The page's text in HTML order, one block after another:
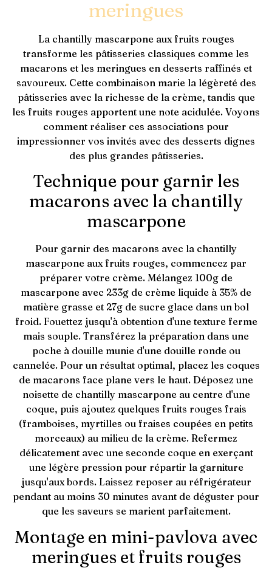
meringues
La chantilly mascarpone aux fruits rouges
transforme les pâtisseries classiques comme les
macarons et les meringues en desserts raffinés et
savoureux. Cette combinaison marie la légèreté des
pâtisseries avec la richesse de la crème, tandis que
les fruits rouges apportent une note acidulée. Voyons
comment réaliser ces associations pour
impressionner vos invités avec des desserts dignes
des plus grandes pâtisseries.
Technique pour garnir les
macarons avec la chantilly
mascarpone
Pour garnir des macarons avec la chantilly
mascarpone aux fruits rouges, commencez par
préparer votre crème. Mélangez 100g de
mascarpone avec 233g de crème liquide à 35% de
matière grasse et 27g de sucre glace dans un bol
froid. Fouettez jusqu'à obtention d'une texture ferme
mais souple. Transférez la préparation dans une
poche à douille munie d'une douille ronde ou
cannelée. Pour un résultat optimal, placez les coques
de macarons face plane vers le haut. Déposez une
noisette de chantilly mascarpone au centre d'une
coque, puis ajoutez quelques fruits rouges frais
(framboises, myrtilles ou fraises coupées en petits
morceaux) au milieu de la crème. Refermez
délicatement avec une seconde coque en exerçant
une légère pression pour répartir la garniture
jusqu'aux bords. Laissez reposer au réfrigérateur
pendant au moins 30 minutes avant de déguster pour
que les saveurs se marient parfaitement.
Montage en mini-pavlova avec
meringues et fruits rouges